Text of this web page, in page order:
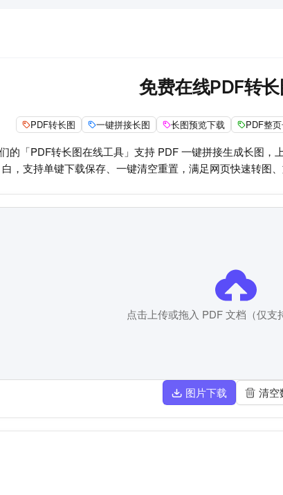
免费在线PDF转
PDF转长图 一键拼接长图 长图预览下载 PDF整
的「PDF转长图在线工具」支持 PDF 一键拼接生成长图，
白，支持单键下载保存、一键清空重置，满足网页快速转图
点击上传或拖入 PDF 文档（仅支
图片下载 清空